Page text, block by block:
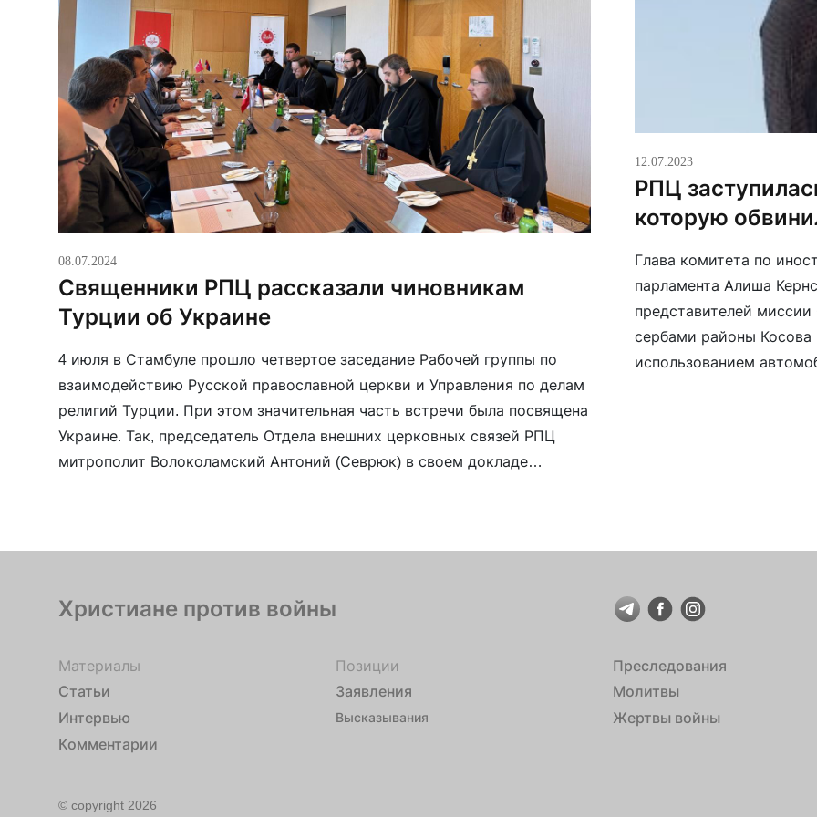
08.07.2024
Священники РПЦ рассказали чиновникам
Турции об Украине
4 июля в Стамбуле прошло четвертое заседание Рабочей группы по
взаимодействию Русской православной церкви и Управления по делам
религий Турции. При этом значительная часть встречи была посвящена
Украине. Так, председатель Отдела внешних церковных связей РПЦ
митрополит Волоколамский Антоний (Севрюк) в своем докладе
12.07.2023
РПЦ
которую
Глава комитета по
парламента Алиша
представителей
сербами районы
использованием
Христиане против войны
Материалы
Статьи
Интервью
Комментарии
Позиции
Заявления
Высказывания
Преследования
Молитвы
Жертвы войны
© copyright 2026